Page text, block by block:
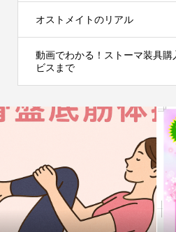
オストメイトのリアル
動画でわかる！ストーマ装具購
ビスまで